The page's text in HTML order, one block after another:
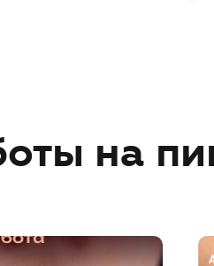
на